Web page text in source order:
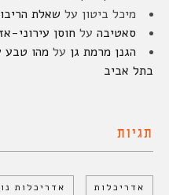
מיכל ביטון על שאלת
סאטיבה על חוסן עירוני-
הגנן מרמת גן על מהו טבע
בתל אביב
תגיות
אדריכלות אדריכלות